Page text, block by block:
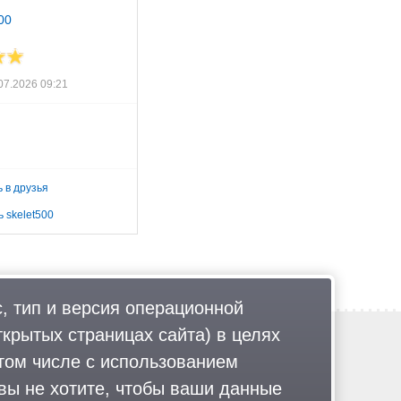
09:21
в друзья
skelet500
Обратная связь
Политика обработки персональных данных
Соглашение об использовании
тип и версия операционной
страницах сайта) в целях
числе с использованием
не хотите, чтобы ваши данные